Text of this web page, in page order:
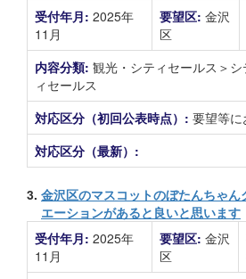
受付年月: 2025年
11月
要望区: 金沢
区
内容分類: 観光・シティセールス＞
ィセールス
対応区分（初回公表時点）: 要望等
対応区分（最新）:
3. 金沢区のマスコットのぼたんちゃん
エーションがあると良いと思います
受付年月: 2025年
11月
要望区: 金沢
区